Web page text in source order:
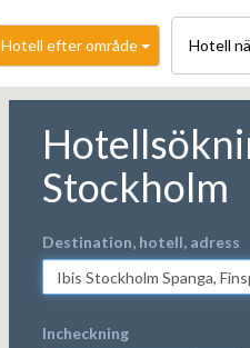
Hotell efter område Hotell
Stockholm
Destination, hotell, adress
Incheckning